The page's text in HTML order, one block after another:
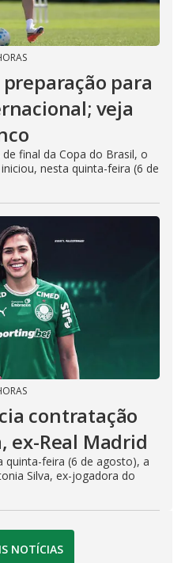
para
veja
final da Copa do Brasil, o
nesta quinta-feira (6 de
contratação
ex-Real Madrid
quinta-feira (6 de agosto), a
Silva, ex-jogadora do
NOTÍCIAS